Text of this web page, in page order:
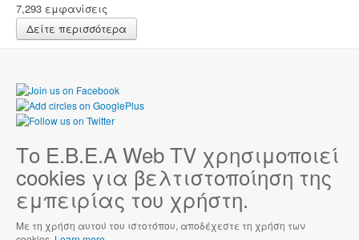
7,293 εμφανίσεις
Δείτε περισσότερα
Το Ε.Β.Ε.Α Web TV χρησιμοποιεί
cookies για βελτιστοποίηση της
εμπειρίας του χρήστη.
Με τη χρήση αυτού του ιστοτόπου, αποδέχεστε τη χρήση των